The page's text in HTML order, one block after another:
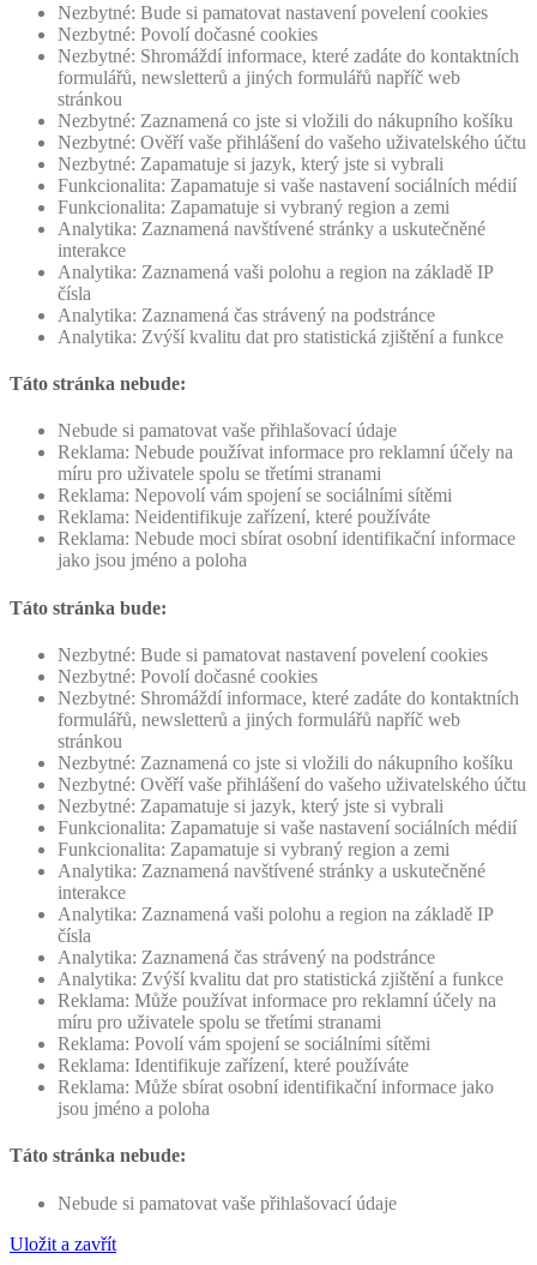
Nezbytné: Bude si pamatovat nastavení povelení cookies
Nezbytné: Povolí dočasné cookies
Nezbytné: Shromáždí informace, které zadáte do kontaktních
formulářů, newsletterů a jiných formulářů napříč web
stránkou
Nezbytné: Zaznamená co jste si vložili do nákupního košíku
Nezbytné: Ověří vaše přihlášení do vašeho uživatelského účtu
Nezbytné: Zapamatuje si jazyk, který jste si vybrali
Funkcionalita: Zapamatuje si vaše nastavení sociálních médií
Funkcionalita: Zapamatuje si vybraný region a zemi
Analytika: Zaznamená navštívené stránky a uskutečněné
interakce
Analytika: Zaznamená vaši polohu a region na základě IP
čísla
Analytika: Zaznamená čas strávený na podstránce
Analytika: Zvýší kvalitu dat pro statistická zjištění a funkce
Táto stránka nebude:
Nebude si pamatovat vaše přihlašovací údaje
Reklama: Nebude používat informace pro reklamní účely na
míru pro uživatele spolu se třetími stranami
Reklama: Nepovolí vám spojení se sociálními sítěmi
Reklama: Neidentifikuje zařízení, které používáte
Reklama: Nebude moci sbírat osobní identifikační informace
jako jsou jméno a poloha
Táto stránka bude:
Nezbytné: Bude si pamatovat nastavení povelení cookies
Nezbytné: Povolí dočasné cookies
Nezbytné: Shromáždí informace, které zadáte do kontaktních
formulářů, newsletterů a jiných formulářů napříč web
stránkou
Nezbytné: Zaznamená co jste si vložili do nákupního košíku
Nezbytné: Ověří vaše přihlášení do vašeho uživatelského účtu
Nezbytné: Zapamatuje si jazyk, který jste si vybrali
Funkcionalita: Zapamatuje si vaše nastavení sociálních médií
Funkcionalita: Zapamatuje si vybraný region a zemi
Analytika: Zaznamená navštívené stránky a uskutečněné
interakce
Analytika: Zaznamená vaši polohu a region na základě IP
čísla
Analytika: Zaznamená čas strávený na podstránce
Analytika: Zvýší kvalitu dat pro statistická zjištění a funkce
Reklama: Může používat informace pro reklamní účely na
míru pro uživatele spolu se třetími stranami
Reklama: Povolí vám spojení se sociálními sítěmi
Reklama: Identifikuje zařízení, které používáte
Reklama: Může sbírat osobní identifikační informace jako
jsou jméno a poloha
Táto stránka nebude:
Nebude si pamatovat vaše přihlašovací údaje
Uložit a zavřít